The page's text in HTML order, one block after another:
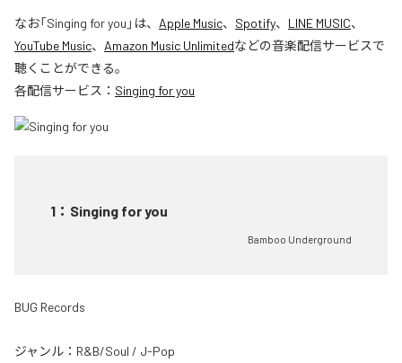
なお「Singing for you 」は、 Apple Music、 Spotify、 LINE MUSIC、
YouTube Music、 Amazon Music Unlimitedなどの音楽配信サービスで
聴くことができる。
各配信サービス： Singing for you
1 ： Singing for you
Bamboo Underground
BUG Records
ジャンル： R&B/Soul / J-Pop